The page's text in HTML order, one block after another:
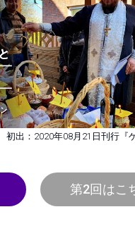
初出：2020年08月21日刊行『
第2回はこ